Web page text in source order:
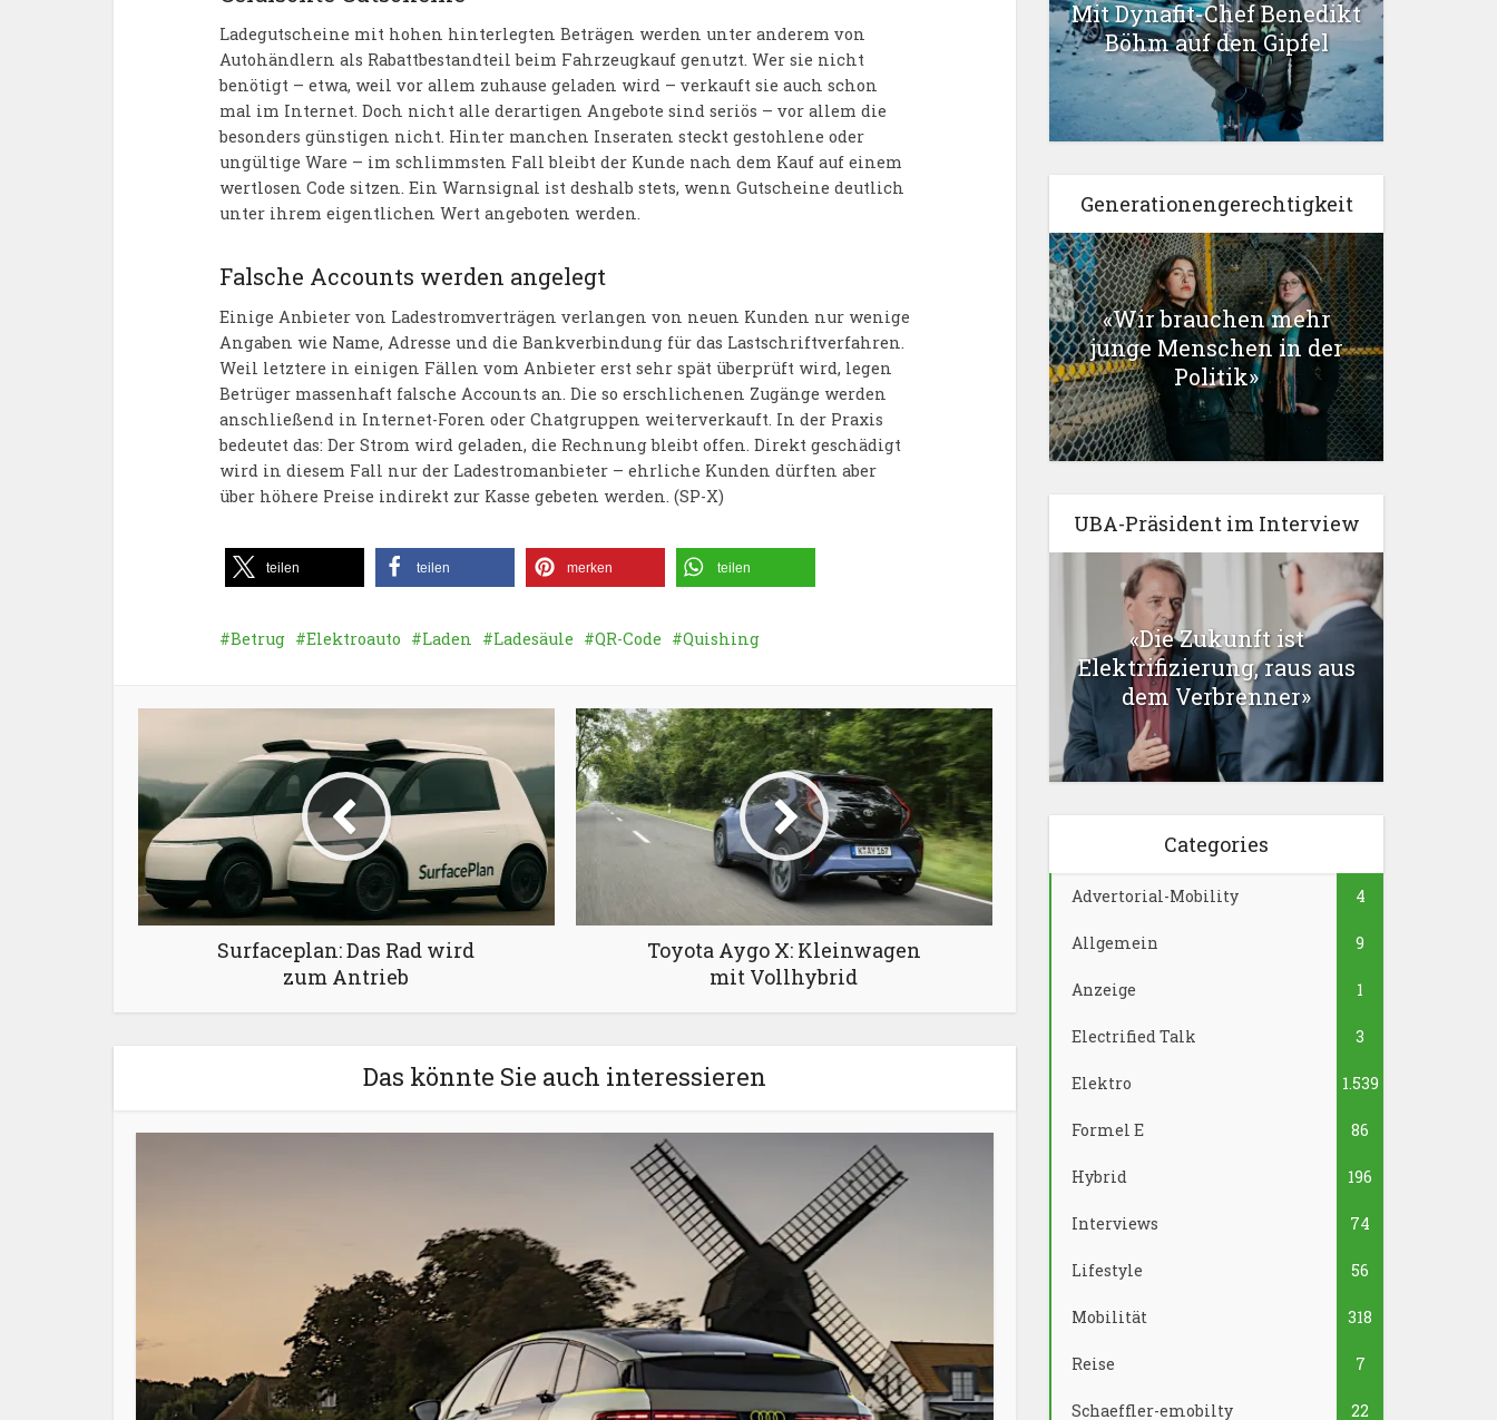
Ladegutscheine mit hohen hinterlegten Beträgen werden unter anderem von
Autohändlern als Rabattbestandteil beim Fahrzeugkauf genutzt. Wer sie nicht
benötigt – etwa, weil vor allem zuhause geladen wird – verkauft sie auch schon
mal im Internet. Doch nicht alle derartigen Angebote sind seriös – vor allem die
besonders günstigen nicht. Hinter manchen Inseraten steckt gestohlene oder
ungültige Ware – im schlimmsten Fall bleibt der Kunde nach dem Kauf auf einem
wertlosen Code sitzen. Ein Warnsignal ist deshalb stets, wenn Gutscheine deutlich
unter ihrem eigentlichen Wert angeboten werden.
Falsche Accounts werden angelegt
Einige Anbieter von Ladestromverträgen verlangen von neuen Kunden nur wenige
Angaben wie Name, Adresse und die Bankverbindung für das Lastschriftverfahren.
Weil letztere in einigen Fällen vom Anbieter erst sehr spät überprüft wird, legen
Betrüger massenhaft falsche Accounts an. Die so erschlichenen Zugänge werden
anschließend in Internet-Foren oder Chatgruppen weiterverkauft. In der Praxis
bedeutet das: Der Strom wird geladen, die Rechnung bleibt offen. Direkt geschädigt
wird in diesem Fall nur der Ladestromanbieter – ehrliche Kunden dürften aber
über höhere Preise indirekt zur Kasse gebeten werden. (SP-X)
teilen teilen merken teilen
Betrug Elektroauto Laden Ladesäule QR-Code Quishing
Surfaceplan: Das Rad wird
zum Antrieb
Toyota Aygo X: Kleinwagen
mit Vollhybrid
Das könnte Sie auch interessieren
Mit Dynafit-Chef Benedikt
Böhm auf den Gipfel
Generationengerechtigkeit
«Wir brauchen mehr
junge Menschen in der
Politik»
UBA-Präsident im Interview
«Die Zukunft ist
Elektrifizierung, raus aus
dem Verbrenner»
Categories
Advertorial-Mobility 4
Allgemein 9
Anzeige 1
Electrified Talk 3
Elektro 1.539
Formel E 86
Hybrid 196
Interviews 74
Lifestyle 56
Mobilität 318
Reise 7
Schaeffler-emobilty 22